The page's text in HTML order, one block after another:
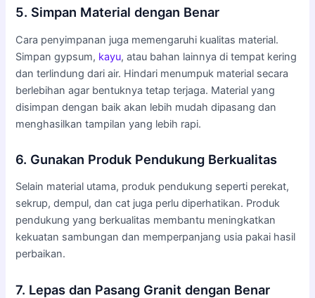
5. Simpan Material dengan Benar
Cara penyimpanan juga memengaruhi kualitas material.
Simpan gypsum, kayu, atau bahan lainnya di tempat kering
dan terlindung dari air. Hindari menumpuk material secara
berlebihan agar bentuknya tetap terjaga. Material yang
disimpan dengan baik akan lebih mudah dipasang dan
menghasilkan tampilan yang lebih rapi.
6. Gunakan Produk Pendukung Berkualitas
Selain material utama, produk pendukung seperti perekat,
sekrup, dempul, dan cat juga perlu diperhatikan. Produk
pendukung yang berkualitas membantu meningkatkan
kekuatan sambungan dan memperpanjang usia pakai hasil
perbaikan.
7. Lepas dan Pasang Granit dengan Benar